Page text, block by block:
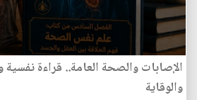
الإصابات والصحة العامة.. قراءة
والوقاية